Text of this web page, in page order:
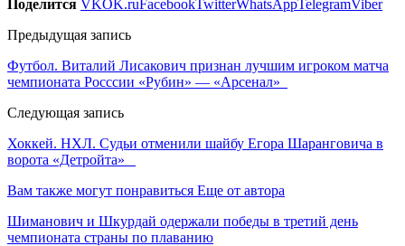
Поделится VKOK.ruFacebookTwitterWhatsAppTelegramViber
Предыдущая запись
Футбол. Виталий Лисакович признан лучшим игроком матча
чемпионата Росссии «Рубин» — «Арсенал»
Следующая запись
Хоккей. НХЛ. Судьи отменили шайбу Егора Шаранговича в
ворота «Детройта»
Вам также могут понравиться Еще от автора
Шиманович и Шкурдай одержали победы в третий день
чемпионата страны по плаванию